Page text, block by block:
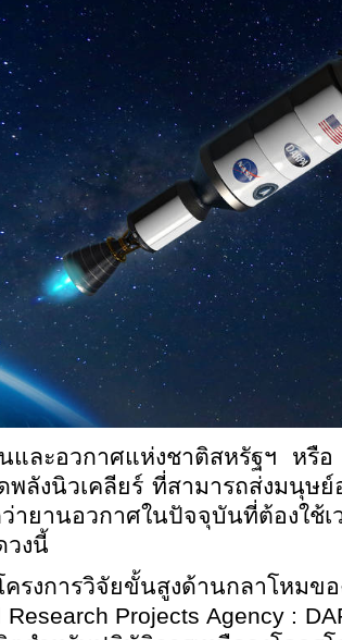
นและอวกาศแห่งชาติสหรัฐฯ หรื
พลังนิวเคลียร์ ที่สามารถส่งมนุษ
ายานอวกาศในปัจจุบันที่ต้องใช้เ
วงนี้
รงการวิจัยขั้นสูงด้านกลาโหมขอ
Research Projects Agency :